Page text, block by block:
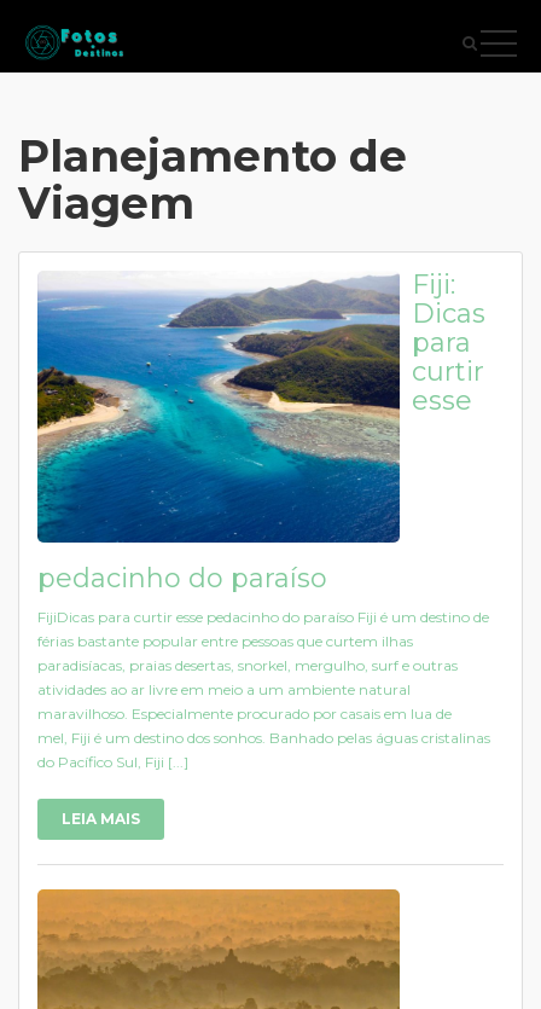
Planejamento de
Viagem
Fiji:
Dicas
para
curtir
esse
pedacinho do paraíso
FijiDicas para curtir esse pedacinho do paraíso Fiji é um destino de
férias bastante popular entre pessoas que curtem ilhas
paradisíacas, praias desertas, snorkel, mergulho, surf e outras
atividades ao ar livre em meio a um ambiente natural
maravilhoso. Especialmente procurado por casais em lua de
mel, Fiji é um destino dos sonhos. Banhado pelas águas cristalinas
do Pacífico Sul, Fiji [...]
LEIA MAIS